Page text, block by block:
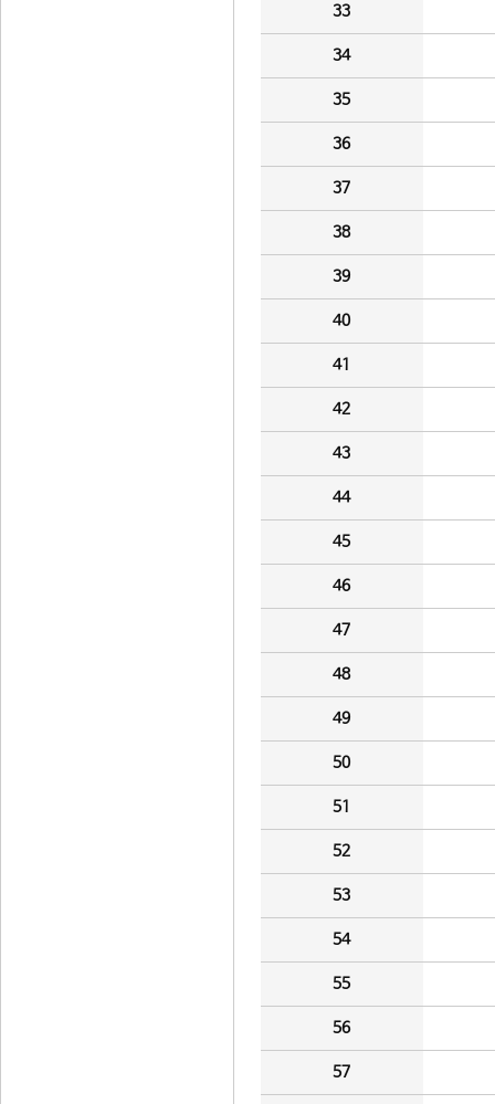
33
34
35
36
37
38
39
40
41
42
43
44
45
46
47
48
49
50
51
52
53
54
55
56
57